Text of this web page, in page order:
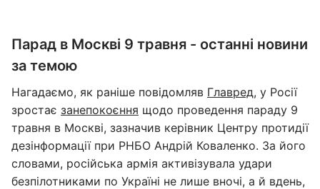
Парад в Москві 9 травня - останні новини
за темою
Нагадаємо, як раніше повідомляв Главред, у Росії
зростає занепокоєння щодо проведення параду 9
травня в Москві, зазначив керівник Центру протидії
дезінформації при РНБО Андрій Коваленко. За його
словами, російська армія активізувала удари
безпілотниками по Україні не лише вночі, а й вдень,